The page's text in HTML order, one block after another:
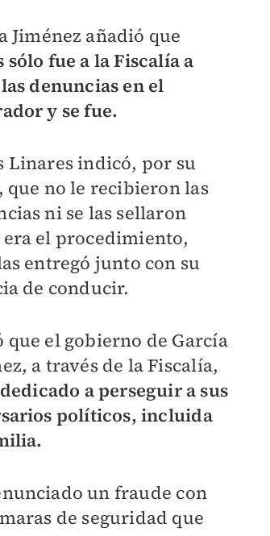
Jiménez añadió que
sólo fue a la Fiscalía a
denuncias en el
y se fue.
Linares indicó, por su
que no le recibieron las
ni se las sellaron
era el procedimiento,
entregó junto con su
de conducir.
que el gobierno de García
a través de la Fiscalía,
a perseguir a sus
políticos, incluida
un fraude con
de seguridad que